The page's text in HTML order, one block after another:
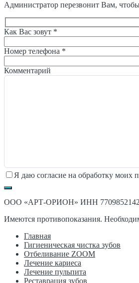
Администратор перезвонит Вам, чтобы
Как Вас зовут *
Номер телефона *
Комментарий
Я даю согласие на обработку моих
ООО «АРТ-ОРИОН» ИНН 7709852142
Имеются противопоказания.
Главная
Гигиеническая чистка зубов
Отбеливание ZOOM
Лечение кариеса
Лечение пульпита
Реставрация зубов